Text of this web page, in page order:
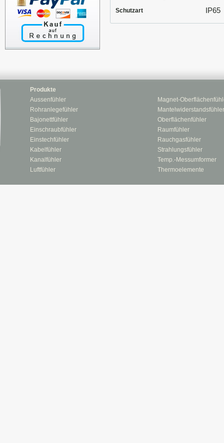
Schutzart
IP65
Produkte
Aussenfühler
Rohranlegefühler
Bajonettfühler
Einschraubfühler
Einstechfühler
Kabelfühler
Kanalfühler
Luftfühler
Magnet-
Mantelwiderstandsfühler
Oberflächenfühler
Raumfühler
Rauchgasfühler
Strahlungsfühler
Temp.-Messumformer
Thermoelemente